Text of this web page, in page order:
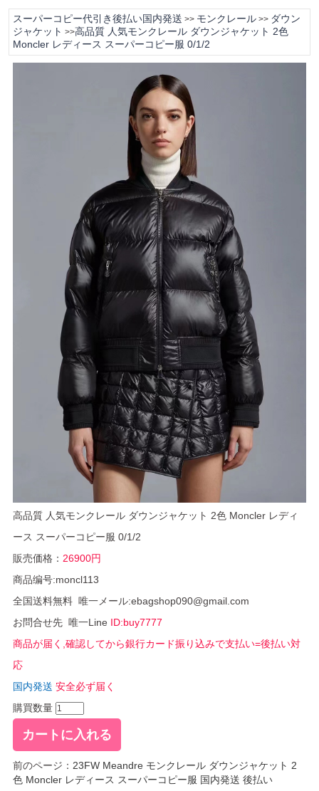
スーパーコピー代引き後払い国内発送 >> モンクレール>> ダウン
ジャケット >>高品質 人気モンクレール ダウンジャケット 2色
Moncler レディース スーパーコピー服 0/1/2
高品質 人気モンクレール ダウンジャケット 2色 Moncler レディ
ース スーパーコピー服 0/1/2
販売価格： 26900円
商品编号:moncl113
全国送料無料 唯一メール:ebagshop090@gmail.com
お問合せ先 唯一Line ID:buy7777
商品が届く,確認してから銀行カード振り込みで支払い=後払い対
応
国内発送 安全必ず届く
購買数量
前のページ： 23FW Meandre モンクレール ダウンジャケット 2
色 Moncler レディース スーパーコピー服 国内発送 後払い